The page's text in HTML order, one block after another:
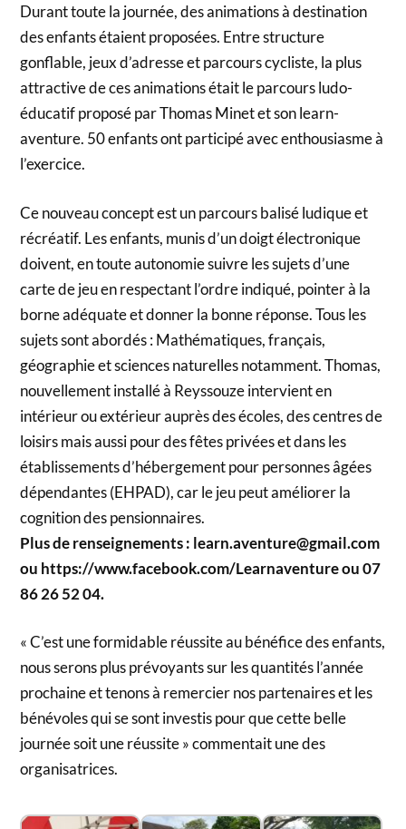
Durant toute la journée, des animations à destination
des enfants étaient proposées. Entre structure
gonflable, jeux d’adresse et parcours cycliste, la plus
attractive de ces animations était le parcours ludo-
éducatif proposé par Thomas Minet et son learn-
aventure. 50 enfants ont participé avec enthousiasme à
l’exercice.
Ce nouveau concept est un parcours balisé ludique et
récréatif. Les enfants, munis d’un doigt électronique
doivent, en toute autonomie suivre les sujets d’une
carte de jeu en respectant l’ordre indiqué, pointer à la
borne adéquate et donner la bonne réponse. Tous les
sujets sont abordés : Mathématiques, français,
géographie et sciences naturelles notamment. Thomas,
nouvellement installé à Reyssouze intervient en
intérieur ou extérieur auprès des écoles, des centres de
loisirs mais aussi pour des fêtes privées et dans les
établissements d’hébergement pour personnes âgées
dépendantes (EHPAD), car le jeu peut améliorer la
cognition des pensionnaires.
Plus de renseignements : learn.aventure@gmail.com
ou https://www.facebook.com/Learnaventure ou 07
86 26 52 04.
« C’est une formidable réussite au bénéfice des enfants,
nous serons plus prévoyants sur les quantités l’année
prochaine et tenons à remercier nos partenaires et les
bénévoles qui se sont investis pour que cette belle
journée soit une réussite » commentait une des
organisatrices.